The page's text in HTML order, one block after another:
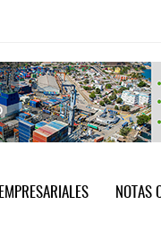
EMPRESARIALES NOTAS